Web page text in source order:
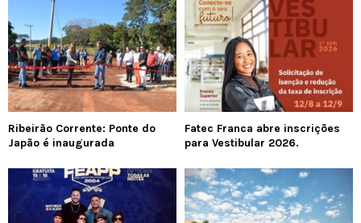
Ribeirão Corrente: Ponte do
Japão é inaugurada
Fatec Franca abre inscrições
para Vestibular 2026.